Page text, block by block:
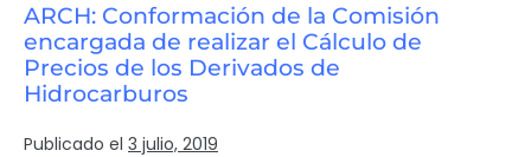
ARCH: Conformación de la Comisión
encargada de realizar el Cálculo de
Precios de los Derivados de
Hidrocarburos
Publicado el 3 julio, 2019